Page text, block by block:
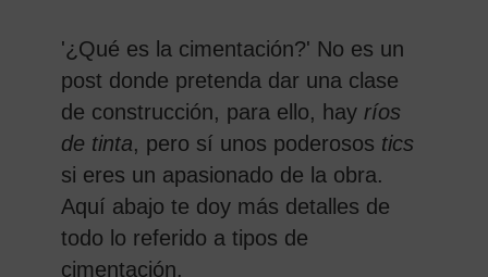
'¿Qué es la cimentación?' No es un
post donde pretenda dar una clase
de construcción, para ello, hay ríos
de tinta, pero sí unos poderosos tics
si eres un apasionado de la obra.
Aquí abajo te doy más detalles de
todo lo referido a tipos de
cimentación.